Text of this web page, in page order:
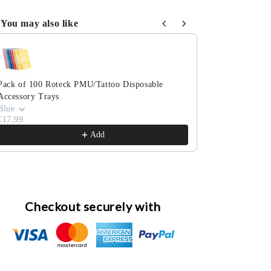
You may also like
the Previous and Next buttons to navigate through product
of 100 Roteck PMU/Tattoo Disposable
Trays
Add
Checkout securely with